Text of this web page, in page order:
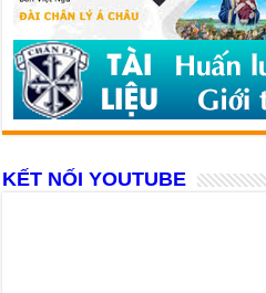
KẾT NỐI YOUTUBE